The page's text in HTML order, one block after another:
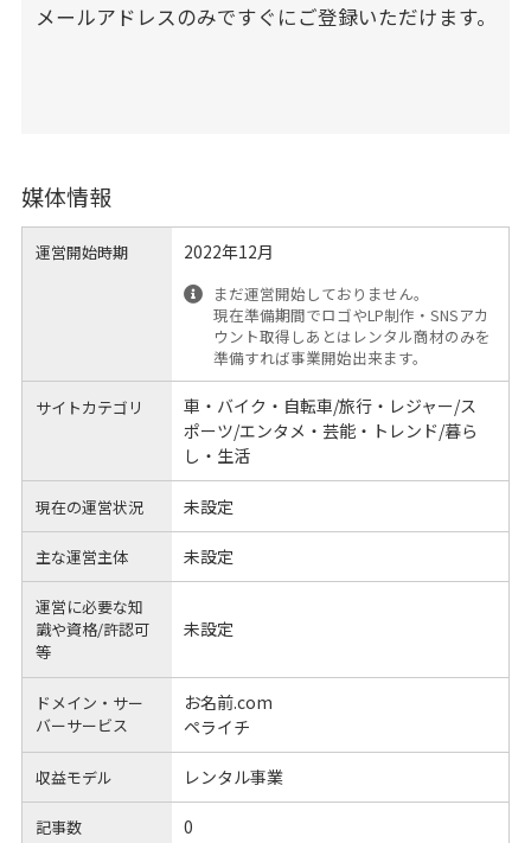
メールアドレスのみですぐにご登録いただけます。
媒体情報
運営開始時期 2022年12月
まだ運営開始しておりません。
現在準備期間でロゴやLP制作・SNSアカ
ウント取得しあとはレンタル商材のみを
準備すれば事業開始出来ます。
サイトカテゴリ
車・バイク・自転車/旅行・レジャー/ス
ポーツ/エンタメ・芸能・トレンド/暮ら
し・生活
現在の運営状況 未設定
主な運営主体 未設定
運営に必要な知
識や資格/許認可
等
未設定
ドメイン・サー
バーサービス
お名前.com
ペライチ
収益モデル レンタル事業
記事数 0